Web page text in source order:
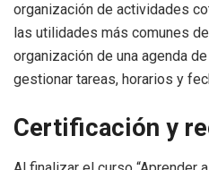
organización de actividades
las utilidades más comunes
organización de una agenda
gestionar tareas, horarios y
Certificación y